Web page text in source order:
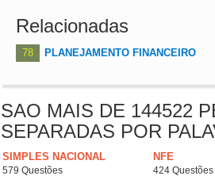
Relacionadas
78 PLANEJAMENTO FINANCEIRO
SAO MAIS DE 144522
SEPARADAS POR
SIMPLES NACIONAL
579 Questões
NFE
424 Questões